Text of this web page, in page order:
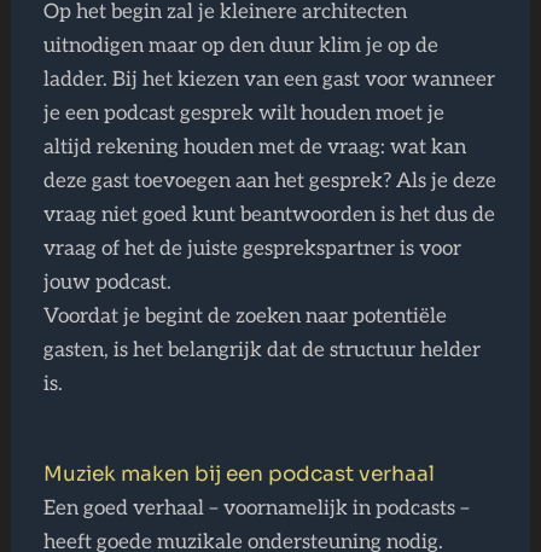
Op het begin zal je kleinere architecten
uitnodigen maar op den duur klim je op de
ladder. Bij het kiezen van een gast voor wanneer
je een podcast gesprek wilt houden moet je
altijd rekening houden met de vraag: wat kan
deze gast toevoegen aan het gesprek? Als je deze
vraag niet goed kunt beantwoorden is het dus de
vraag of het de juiste gesprekspartner is voor
jouw podcast.
Voordat je begint de zoeken naar potentiële
gasten, is het belangrijk dat de structuur helder
is.
Muziek maken bij een podcast verhaal
Een goed verhaal – voornamelijk in podcasts –
heeft goede muzikale ondersteuning nodig.